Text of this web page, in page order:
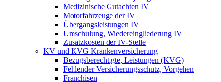
Medizinische Gutachten IV
Motorfahrzeuge der IV
Übergangsleistungen IV
Umschulung, Wiedereingliederung IV
Zusatzkosten der IV-Stelle
KV und KVG Krankenversicherung
Bezugsberechtigte, Leistungen (KVG)
Fehlender Versicherungsschutz, Vorgehen
Franchisen